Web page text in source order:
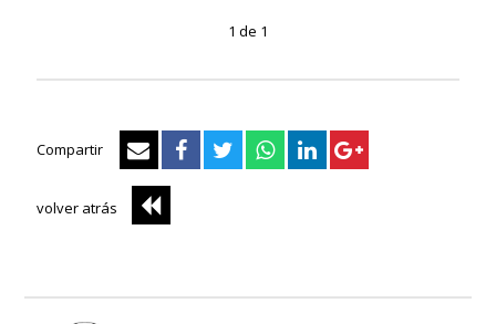
1 de 1
Compartir
volver atrás